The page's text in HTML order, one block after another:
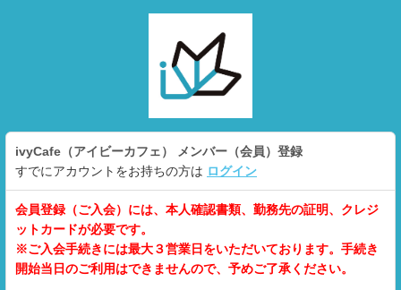
ivyCafe（アイビーカフェ）
メンバー（会員）登録
すでにアカウントをお持ちの方は ログイン
会員登録（ご入会）には、本人確認書類、勤務先の証明、クレジ
ットカードが必要です。
※ご入会手続きには最大３営業日をいただいております。手続き
開始当日のご利用はできませんので、予めご了承ください。